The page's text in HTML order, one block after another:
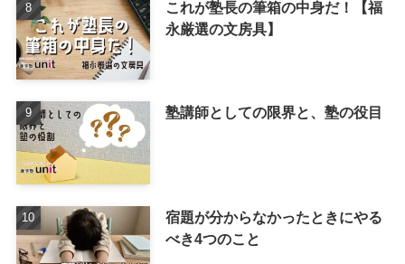
これが塾長の筆箱の中身だ！【福
永厳選の文房具】
塾講師としての限界と、塾の役目
宿題が分からなかったときにやる
べき4つのこと